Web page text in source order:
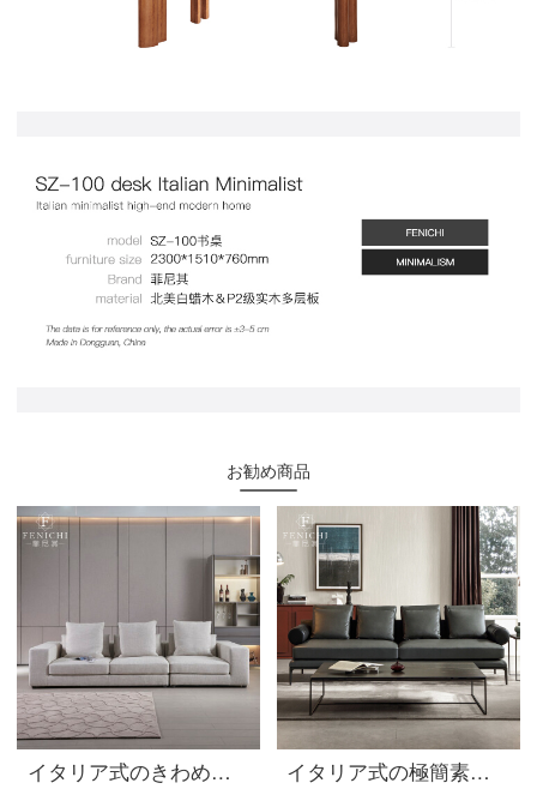
お勧め商品
イタリア式のきわめて簡単な客間の綿麻の布芸のソファーの大きい家型の3メートルの長い近代的な簡単な羽毛の詰め物の家具は注文して注文します。
イタリア式の極簡素な頭層の牛皮ソファ黒の3人の羽毛の真皮は現代でシンプルで高級な客間の家具のイタリア式は極簡単です。